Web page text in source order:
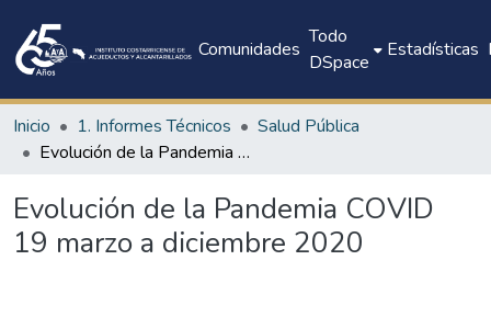
Comunidades
Todo
DSpace
Estadísticas
Inicio 1. Informes Técnicos
Salud Pública
Evolución de la Pandemia COVID 19 marzo a diciembre 2020
Evolución de la Pandemia COVID
19 marzo a diciembre 2020